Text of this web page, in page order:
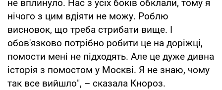
не вплинуло. Нас з усіх боків обклали, тому я
нічого з цим вдіяти не можу. Роблю
висновок, що треба стрибати вище. І
обов'язково потрібно робити це на доріжці,
помости мені не підходять. Але це дуже дивна
історія з помостом у Москві. Я не знаю, чому
так все вийшло", – сказала Кнороз.